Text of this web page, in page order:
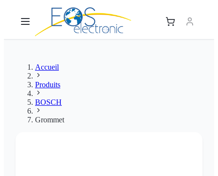
Accueil
Produits
BOSCH
Grommet